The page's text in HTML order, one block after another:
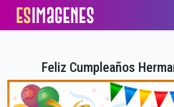
Feliz Cumpleaños